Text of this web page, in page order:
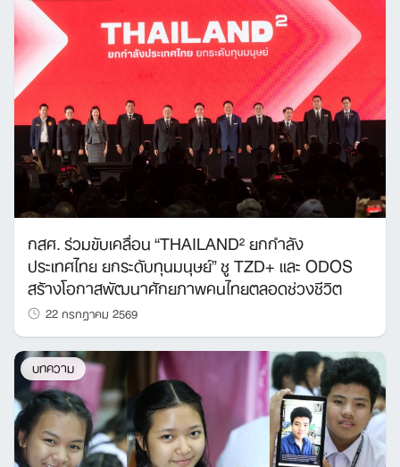
กสศ. ร่วมขับเคลื่อน “THAILAND² ยกกำลัง
ประเทศไทย ยกระดับทุนมนุษย์” ชู TZD+ และ ODOS
สร้างโอกาสพัฒนาศักยภาพคนไทยตลอดช่วงชีวิต
22 กรกฎาคม 2569
บทความ